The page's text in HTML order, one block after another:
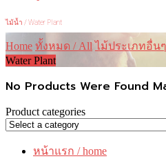
ไม้น้ำ / Water Plant
Home ทั้งหมด / All ไม้ประเภทอื่นๆ
Water Plant
No Products Were Found
Product categories
หน้าแรก / home